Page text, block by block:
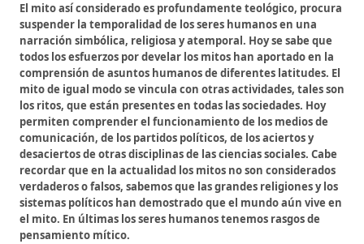
El mito así considerado es profundamente teológico, procura
suspender la temporalidad de los seres humanos en una
narración simbólica, religiosa y atemporal. Hoy se sabe que
todos los esfuerzos por develar los mitos han aportado en la
comprensión de asuntos humanos de diferentes latitudes. El
mito de igual modo se vincula con otras actividades, tales son
los ritos, que están presentes en todas las sociedades. Hoy
permiten comprender el funcionamiento de los medios de
comunicación, de los partidos políticos, de los aciertos y
desaciertos de otras disciplinas de las ciencias sociales. Cabe
recordar que en la actualidad los mitos no son considerados
verdaderos o falsos, sabemos que las grandes religiones y los
sistemas políticos han demostrado que el mundo aún vive en
el mito. En últimas los seres humanos tenemos rasgos de
pensamiento mítico.